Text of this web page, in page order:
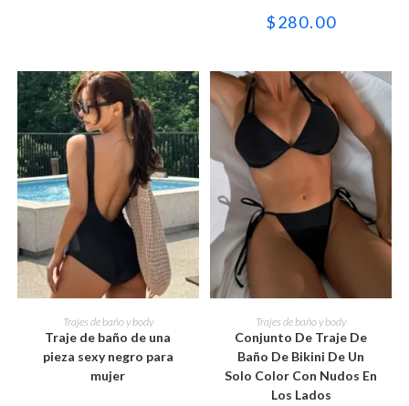
producto
en
la
producto
$280.00
SELECCIONAR OPCIONES
Este
producto
tiene
múltiples
variantes.
Las
opciones
Trajes de baño y body
Traje de baño de una
pieza sexy negro para
mujer
SELECCIONAR OPCIONES
Este
producto
tiene
múltiples
variantes.
opciones
se
Trajes de baño y body
Conjunto De Traje De
Baño De Bikini De Un
Solo Color Con Nudos En
Los Lados